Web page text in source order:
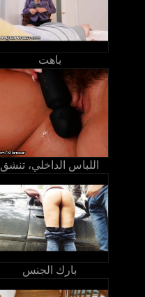
باهت
اللباس الداخلي، تنشق
بارك الجنس